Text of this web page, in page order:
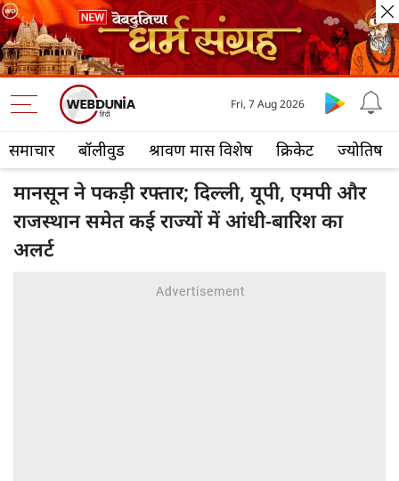
समाचार बॉलीवुड श्रावण मास विशेष क्रिकेट ज्योतिष
Fri, 7 Aug 2026
मानसून ने पकड़ी रफ्तार; दिल्ली, यूपी, एमपी और
राजस्थान समेत कई राज्यों में आंधी-बारिश का
अलर्ट